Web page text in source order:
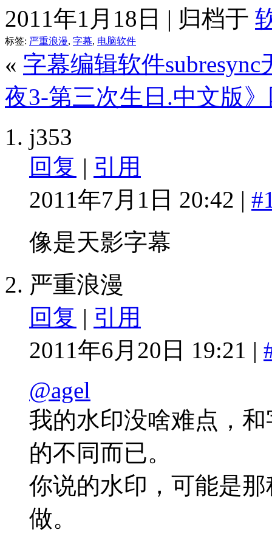
2011年1月18日 | 归档于
标签: 严重浪漫, 字幕, 电脑软件
« 字幕编辑软件
夜3-第三次生日.中文版
j353
回复 | 引用
2011年7月1日 20:42 |
像是天影字幕
严重浪漫
回复 | 引用
2011年6月20日 19:21 |
@agel
我的水印没啥难点，
的不同而已。
你说的水印，可能是
做。